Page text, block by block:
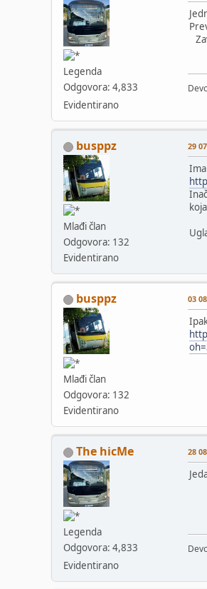
Legenda
Odgovora: 4,833
Evidentirano
busppz
Mlađi član
Odgovora: 132
Evidentirano
29
busppz
Mlađi član
Odgovora: 132
Evidentirano
03
The hicMe
Legenda
Odgovora: 4,833
Evidentirano
28